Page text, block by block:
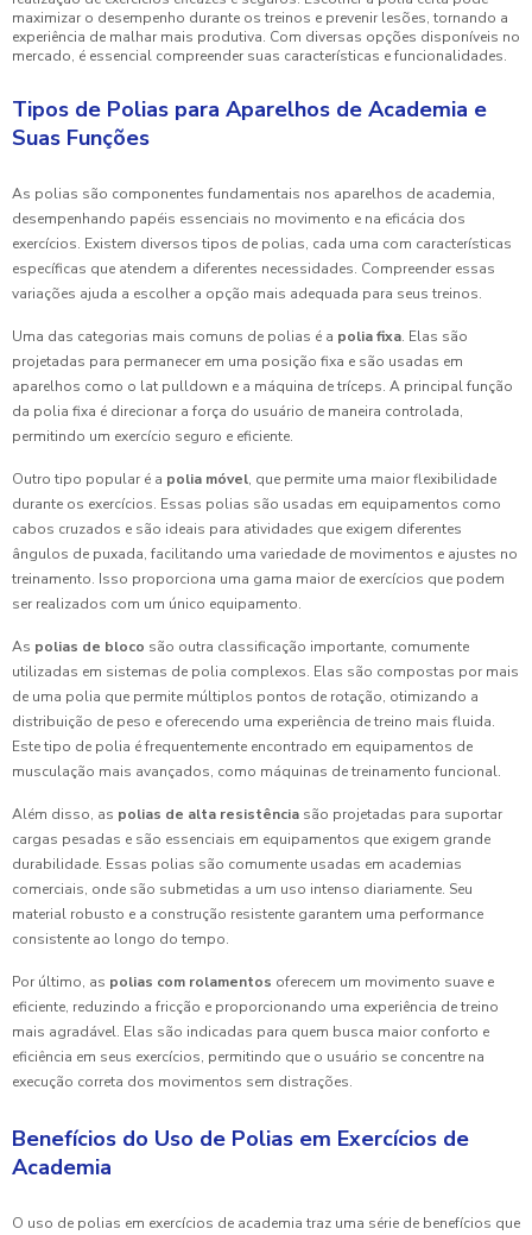
maximizar o desempenho durante os treinos e prevenir lesões, tornando a
experiência de malhar mais produtiva. Com diversas opções disponíveis no
mercado, é essencial compreender suas características e funcionalidades.
Tipos de Polias para Aparelhos de Academia e
Suas Funções
As polias são componentes fundamentais nos aparelhos de academia,
desempenhando papéis essenciais no movimento e na eficácia dos
exercícios. Existem diversos tipos de polias, cada uma com características
específicas que atendem a diferentes necessidades. Compreender essas
variações ajuda a escolher a opção mais adequada para seus treinos.
Uma das categorias mais comuns de polias é a polia fixa. Elas são
projetadas para permanecer em uma posição fixa e são usadas em
aparelhos como o lat pulldown e a máquina de tríceps. A principal função
da polia fixa é direcionar a força do usuário de maneira controlada,
permitindo um exercício seguro e eficiente.
Outro tipo popular é a polia móvel, que permite uma maior flexibilidade
durante os exercícios. Essas polias são usadas em equipamentos como
cabos cruzados e são ideais para atividades que exigem diferentes
ângulos de puxada, facilitando uma variedade de movimentos e ajustes no
treinamento. Isso proporciona uma gama maior de exercícios que podem
ser realizados com um único equipamento.
As polias de bloco são outra classificação importante, comumente
utilizadas em sistemas de polia complexos. Elas são compostas por mais
de uma polia que permite múltiplos pontos de rotação, otimizando a
distribuição de peso e oferecendo uma experiência de treino mais fluida.
Este tipo de polia é frequentemente encontrado em equipamentos de
musculação mais avançados, como máquinas de treinamento funcional.
Além disso, as polias de alta resistência são projetadas para suportar
cargas pesadas e são essenciais em equipamentos que exigem grande
durabilidade. Essas polias são comumente usadas em academias
comerciais, onde são submetidas a um uso intenso diariamente. Seu
material robusto e a construção resistente garantem uma performance
consistente ao longo do tempo.
Por último, as polias com rolamentos oferecem um movimento suave e
eficiente, reduzindo a fricção e proporcionando uma experiência de treino
mais agradável. Elas são indicadas para quem busca maior conforto e
eficiência em seus exercícios, permitindo que o usuário se concentre na
execução correta dos movimentos sem distrações.
Benefícios do Uso de Polias em Exercícios de
Academia
O uso de polias em exercícios de academia traz uma série de benefícios que